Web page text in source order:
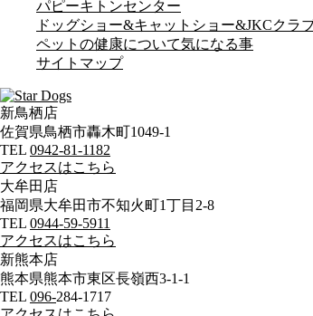
パピーキトンセンター
ドッグショー&キャット ショー&JKCクラ
ペットの健康について気になる事
サイトマップ
新鳥栖店
佐賀県鳥栖市轟木町1049-1
TEL 0942-81-1182
アクセスはこちら
大牟田店
福岡県大牟田市不知火町1丁目2-8
TEL 0944-59-5911
アクセスはこちら
新熊本店
熊本県熊本市東区長嶺西3-1-1
TEL 096-284-1717